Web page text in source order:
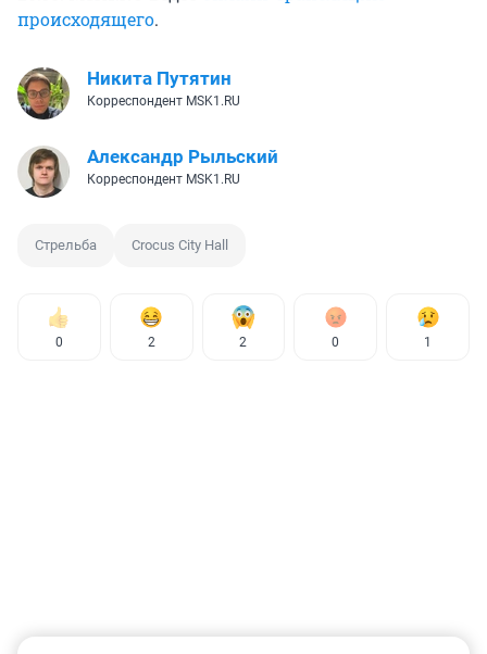
происходящего.
Никита Путятин
Корреспондент MSK1.RU
Александр Рыльский
Корреспондент MSK1.RU
Стрельба Crocus City Hall
0 2 2 0 1